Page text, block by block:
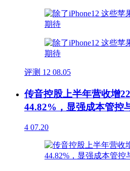
评测 12 08.05
传音控股上半年营收增
44.82%，显强成本管控
4 07.20